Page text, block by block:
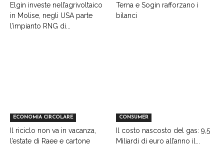
Elgin investe nell’agrivoltaico
in Molise, negli USA parte
l’impianto RNG di...
Terna e Sogin rafforzano i
bilanci
ECONOMIA CIRCOLARE
Il riciclo non va in vacanza,
l’estate di Raee e cartone
CONSUMER
Il costo nascosto del gas: 9,5
Miliardi di euro all’anno il...